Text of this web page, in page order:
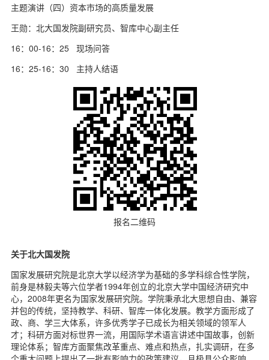
主题演讲（四）资本市场的高质量发展
王勋：北大国发院副研究员、智库中心副主任
16：00-16：25 现场问答
16：25-16：30 主持人结语
报名二维码
关于北大国发院
国家发展研究院是北京大学以经济学为基础的多学科综合性学院，
前身是林毅夫等六位学者1994年创立的北京大学中国经济研究中
心，2008年更名为国家发展研究院。学院秉承北大思想自由、兼容
并包的传统，坚持教学、科研、智库一体化发展。教学方面形成了
政、商、学三大体系，许多优秀学子已成长为相关领域的领军人
才；科研方面对标世界一流，用国际学术语言讲述中国故事，创新
理论体系；智库方面聚焦改革重点、难点和热点，扎实调研，在多